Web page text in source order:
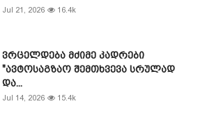
Jul 21, 2026 16.4k
ვრცელდება მძიმე კადრები
"ავტოსაგზაო შემთხვევა სრულად
და...
Jul 14, 2026 15.4k